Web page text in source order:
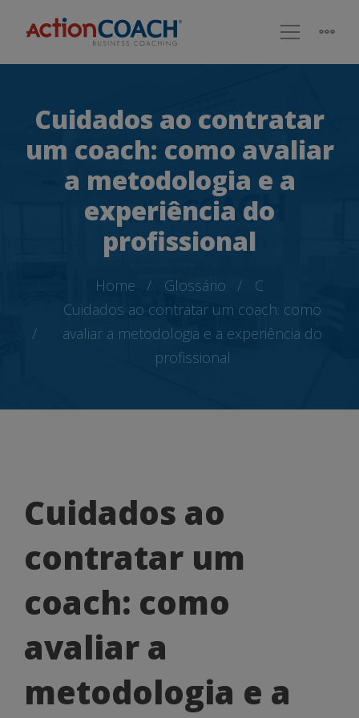
Cuidados ao contratar
um coach: como avaliar
a metodologia e a
experiência do
profissional
Home Glossário
C
Cuidados ao contratar um coach: como
avaliar a metodologia e a experiência do
profissional
Cuidados
ao
contratar
um
coach:
como
avaliar
Cuidados ao
contratar um
coach: como
avaliar a
metodologia e a